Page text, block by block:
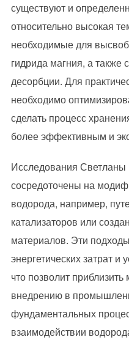
существуют и
относительно высокая
необходимые для
гидрида магния, а также
десорбции. Для
необходимо
сделать процесс
более эффективным и
Исследования Светланы
сосредоточены на
водорода, например,
катализаторов или
материалов. Эти
энергетических затрат и
что позволит
внедрению в
фундаментальных
взаимодействии